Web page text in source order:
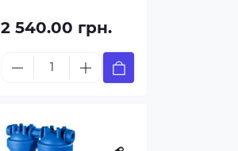
2 540.00 грн.